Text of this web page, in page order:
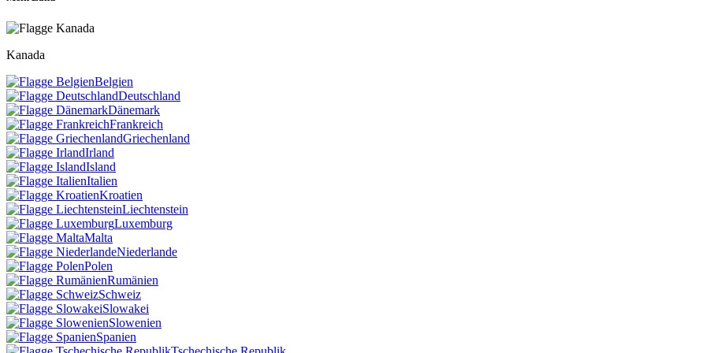
Kanada
Belgien
Deutschland
Dänemark
Frankreich
Griechenland
Irland
Island
Italien
Kroatien
Liechtenstein
Luxemburg
Malta
Niederlande
Polen
Rumänien
Schweiz
Slowakei
Slowenien
Spanien